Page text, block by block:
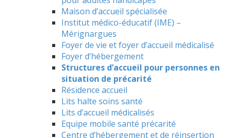
Maison d’accueil spécialisée
Institut médico-éducatif (IME) –
Mérignargues
Foyer de vie et foyer d’accueil médicalisé
Foyer d’hébergement
Structures d’accueil pour personnes en
situation de précarité
Résidence accueil
Lits halte soins santé
Lits d’accueil médicalisés
Equipe mobile santé précarité
Centre d’hébergement et de réinsertion